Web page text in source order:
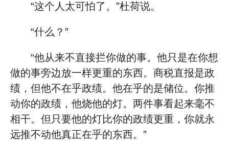
“这个人太可怕了。”杜荷说。
“什么？”
“他从来不直接拦你做的事。他只是在你想
做的事旁边放一样更重的东西。商税直报是政
绩，但他不在乎政绩。他在乎的是储位。你推
动你的政绩，他烧他的灯。两件事看起来毫不
相干。但只要他的灯比你的政绩更重，你就永
远推不动他真正在乎的东西。”